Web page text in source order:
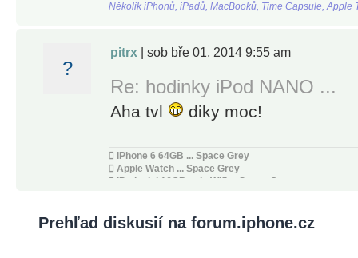
Několik iPhonů, iPadů, MacBooků, Time Capsule, Apple
?
pitrx | sob bře 01, 2014 9:55 am
Re: hodinky iPod NANO ...
Aha tvl diky moc!
 iPhone 6 64GB ... Space Grey
 Apple Watch ... Space Grey
 iPad mini 16GB only Wifi ... Space Grey
Prehľad diskusií na forum.iphone.cz